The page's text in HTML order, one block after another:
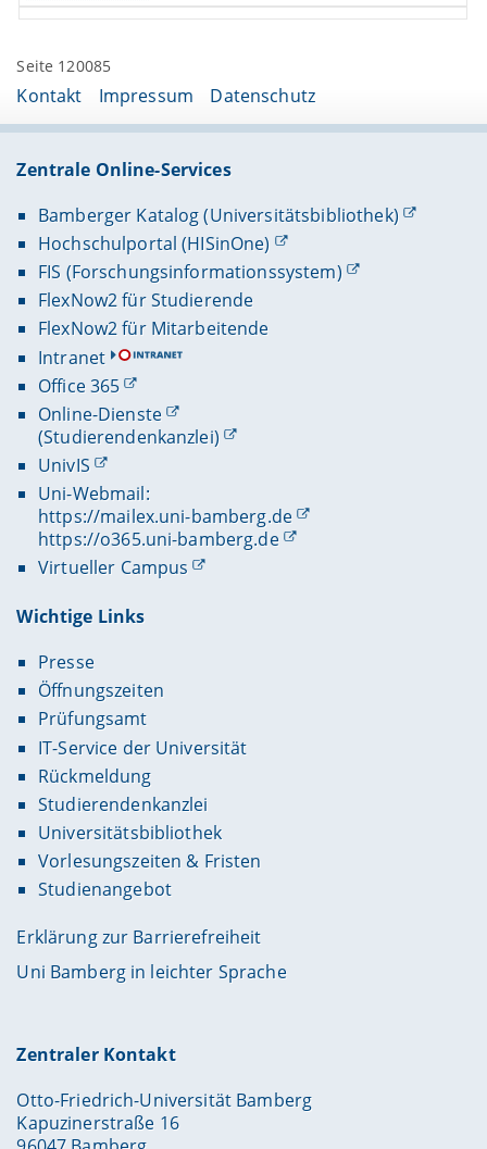
Seite 120085
Kontakt Impressum Datenschutz
Zentrale Online-Services
Bamberger Katalog (Universitätsbibliothek)
Hochschulportal (HISinOne)
FIS (Forschungsinformationssystem)
FlexNow2 für Studierende
FlexNow2 für Mitarbeitende
Intranet
Office 365
Online-Dienste
(Studierendenkanzlei)
UnivIS
Uni-Webmail:
https://mailex.uni-bamberg.de
https://o365.uni-bamberg.de
Virtueller Campus
Wichtige Links
Presse
Öffnungszeiten
Prüfungsamt
IT-Service der Universität
Rückmeldung
Studierendenkanzlei
Universitätsbibliothek
Vorlesungszeiten & Fristen
Studienangebot
Erklärung zur Barrierefreiheit
Uni Bamberg in leichter Sprache
Zentraler Kontakt
Otto-Friedrich-Universität Bamberg
Kapuzinerstraße 16